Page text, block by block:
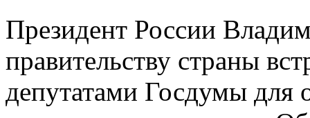
Президент России
правительству страны
депутатами Госдумы для